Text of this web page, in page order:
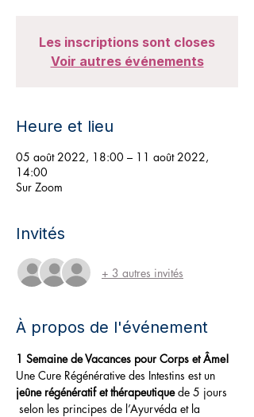
Les inscriptions sont closes
Voir autres événements
Heure et lieu
05 août 2022, 18:00 – 11 août 2022,
14:00
Sur Zoom
Invités
+ 3 autres invités
À propos de l'événement
1 Semaine de Vacances pour Corps et Âme!
Une Cure Régénérative des Intestins est un
jeûne régénératif et thérapeutique de 5 jours
selon les principes de l’Ayurvéda et la